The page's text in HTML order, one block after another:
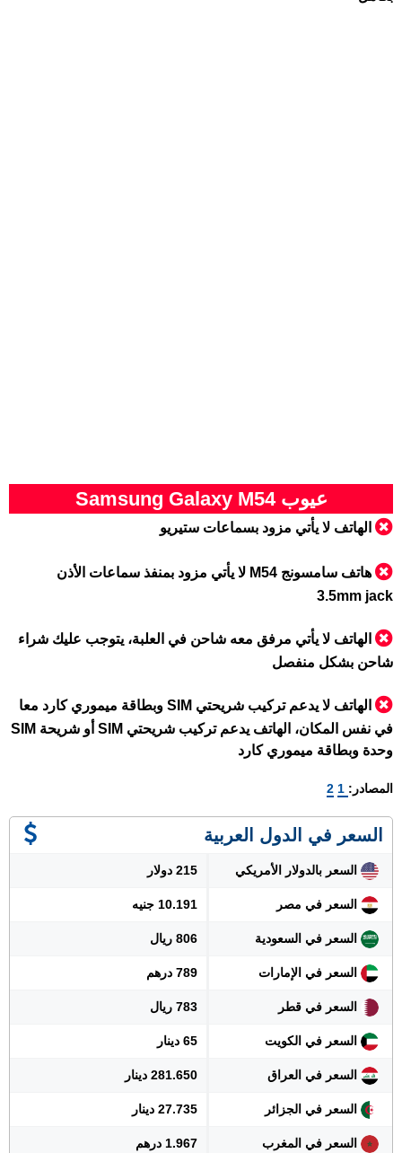
عيوب Samsung Galaxy M54
الهاتف لا يأتي مزود بسماعات ستيريو
هاتف سامسونج M54 لا يأتي مزود بمنفذ سماعات الأذن
3.5mm jack
الهاتف لا يأتي مرفق معه شاحن في العلبة، يتوجب عليك شراء
شاحن بشكل منفصل
الهاتف لا يدعم تركيب شريحتي SIM وبطاقة ميموري كارد معا
في نفس المكان، الهاتف يدعم تركيب شريحتي SIM أو شريحة SIM
وحدة وبطاقة ميموري كارد
المصادر: 1
2
السعر في الدول العربية
السعر بالدولار الأمريكي 215 دولار
السعر في مصر 10.191 جنيه
السعر في السعودية 806 ريال
السعر في الإمارات 789 درهم
السعر في قطر 783 ريال
السعر في الكويت 65 دينار
السعر في العراق 281.650 دينار
السعر في الجزائر 27.735 دينار
السعر في المغرب 1.967 درهم